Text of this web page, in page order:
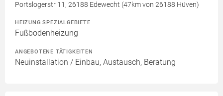
Portslogerstr 11, 26188 Edewecht (47km von 26188 Hüven)
HEIZUNG SPEZIALGEBIETE
Fußbodenheizung
ANGEBOTENE TÄTIGKEITEN
Neuinstallation / Einbau, Austausch, Beratung